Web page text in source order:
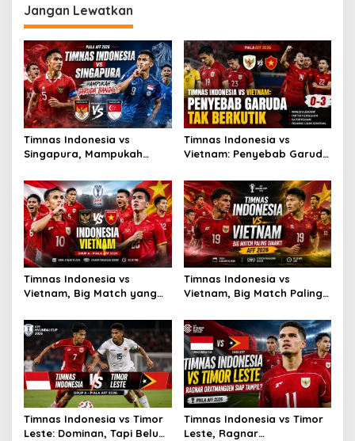
Jangan Lewatkan
Timnas Indonesia vs
Singapura, Mampukah
Timnas Indonesia vs
Vietnam: Penyebab Garuda
Timnas Indonesia vs
Vietnam, Big Match yang
Timnas Indonesia vs
Vietnam, Big Match Paling
Timnas Indonesia vs Timor
Leste: Dominan, Tapi Belum
Timnas Indonesia vs Timor
Leste, Ragnar